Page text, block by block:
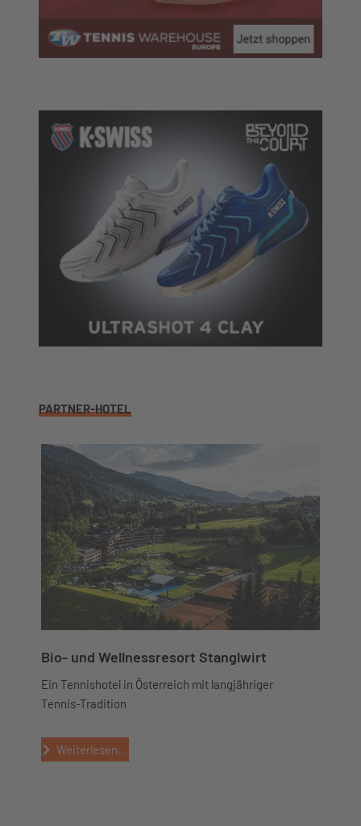
PARTNER-HOTEL
Bio- und Wellnessresort Stanglwirt
Ein Tennishotel in Österreich mit langjähriger
Tennis-Tradition
Weiterlesen...